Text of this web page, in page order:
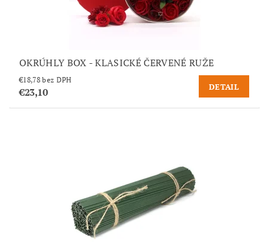
OKRÚHLY BOX - KLASICKÉ ČERVENÉ RUŽE
€18,78 bez DPH
€23,10 DETAIL